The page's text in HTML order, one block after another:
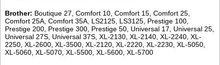
Brother: Boutique 27, Comfort 10, Comfort 15, Comfort 25,
Comfort 25A, Comfort 35A, LS2125, LS3125, Prestige 100,
Prestige 200, Prestige 300, Prestige 50, Universal 17, Universal 25,
Universal 27S, Universal 37S, XL-2130, XL-2140, XL-2240, XL-
2250, XL-2600, XL-3500, XL-2120, XL-2220, XL-2230, XL-5050,
XL-5060, XL-5070, XL-5500, XL-5600, XL-5700